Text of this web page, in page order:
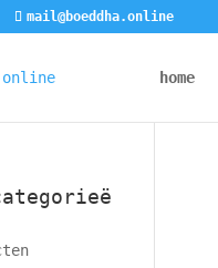
mail@boeddha.online
home